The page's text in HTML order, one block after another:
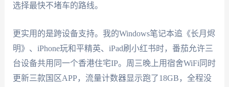
选择最快不堵车的路线。
更实用的是跨设备支持。我的Windows笔记本追《长月烬
明》、iPhone玩和平精英、iPad刷小红书时，番茄允许三
台设备共用同一个香港住宅IP。周三晚上用宿舍WiFi同时
更新三款国区APP，流量计数器显示跑了18GB，全程没